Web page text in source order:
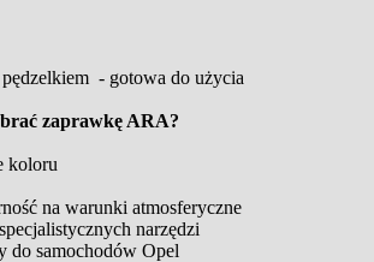
- gotowa do użycia
zaprawkę ARA?
koloru
na warunki atmosferyczne
narzędzi
do samochodów Opel